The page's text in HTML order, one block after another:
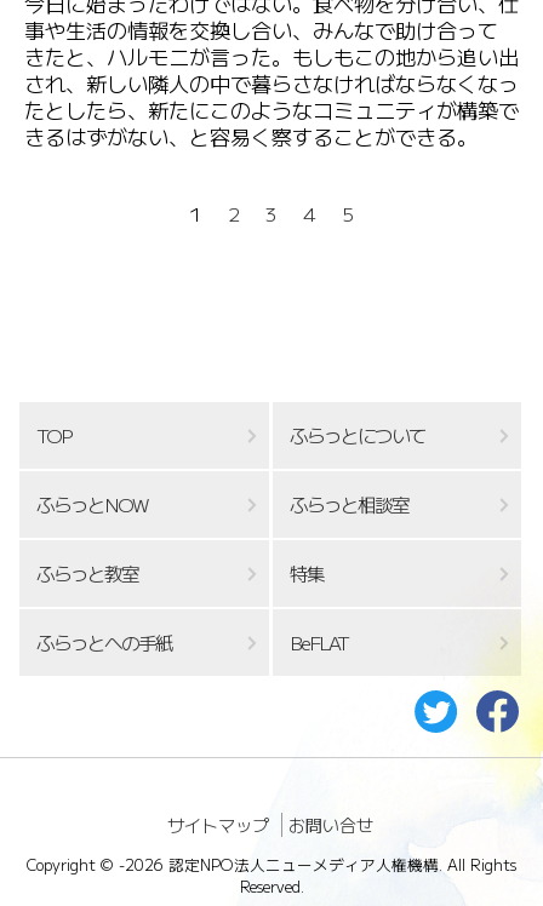
事や生活の情報を交換し合い、みんなで助け合って
きたと、ハルモニが言った。もしもこの地から追い出
され、新しい隣人の中で暮らさなければならなくなっ
たとしたら、新たにこのようなコミュニティが構築で
きるはずがない、と容易く察することができる。
1 2 3 4 5
TOP ふらっとについて
ふらっとNOW ふらっと相談室
ふらっと教室 特集
ふらっとへの手紙 BeFLAT
サイトマップ お問い合せ
Copyright © -2026 認定NPO法人ニューメディア人権機構. All Rights
Reserved.